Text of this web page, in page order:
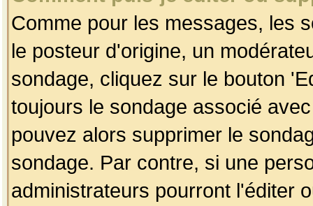
Comme pour les messages, les
le posteur d'origine, un
sondage, cliquez sur le bouton
toujours le sondage associé
pouvez alors supprimer le
sondage. Par contre, si une
administrateurs pourront l'éditer